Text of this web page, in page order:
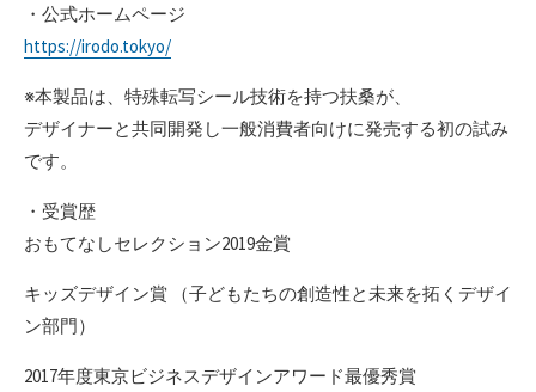
・公式ホームページ
https://irodo.tokyo/
※本製品は、特殊転写シール技術を持つ扶桑が、
デザイナーと共同開発し一般消費者向けに発売する初の試み
です。
・受賞歴
おもてなしセレクション2019金賞
キッズデザイン賞 （子どもたちの創造性と未来を拓くデザイ
ン部門）
2017年度東京ビジネスデザインアワード最優秀賞